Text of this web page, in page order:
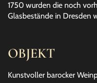
OBJEKT
Kunstvoller barocker
1750 wurden die noch
Glasbestände in Dresden